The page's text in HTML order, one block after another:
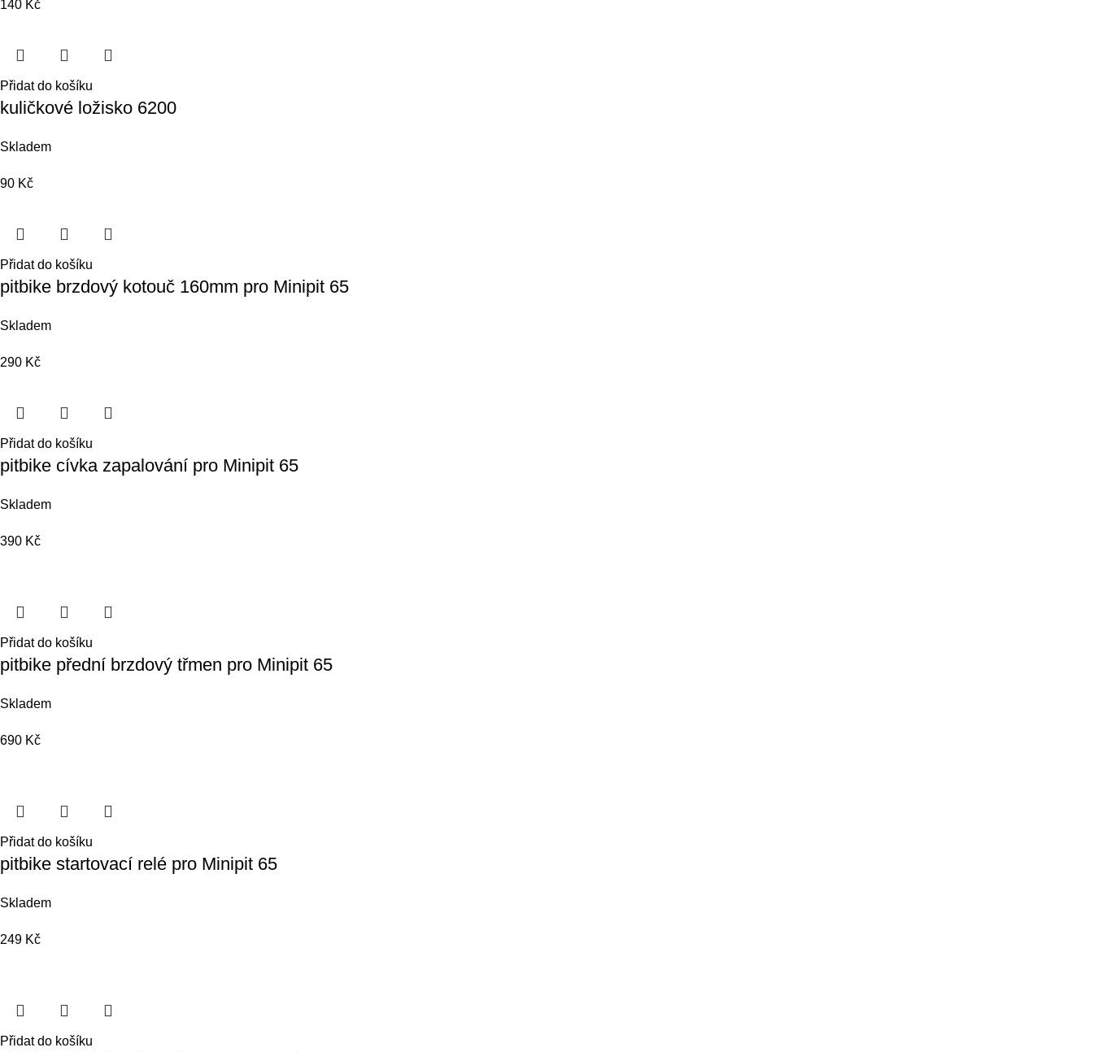
140 Kč
Přidat do košíku
kuličkové ložisko 6200
Skladem
90 Kč
Přidat do košíku
pitbike brzdový kotouč 160mm pro Minipit 65
Skladem
290 Kč
Přidat do košíku
pitbike cívka zapalování pro Minipit 65
Skladem
390 Kč
Přidat do košíku
pitbike přední brzdový třmen pro Minipit 65
Skladem
690 Kč
Přidat do košíku
pitbike startovací relé pro Minipit 65
Skladem
249 Kč
Přidat do košíku